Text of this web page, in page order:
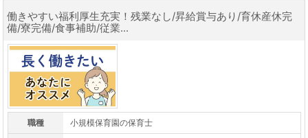
働きやすい福利厚生充実！残業なし/昇給賞与あり/育休産休完
備/寮完備/食事補助/従業...
職種 小規模保育園の保育士